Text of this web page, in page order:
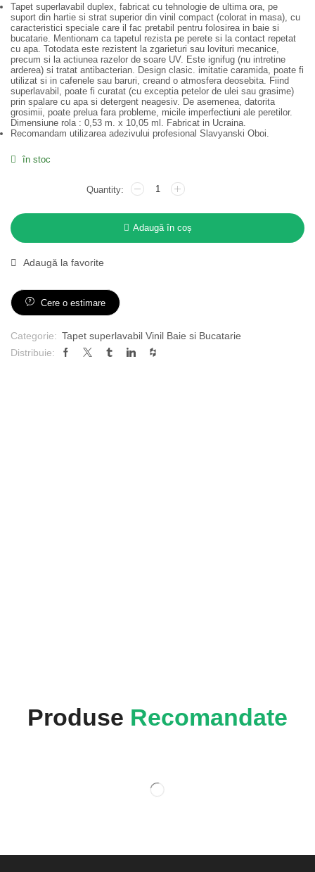
Tapet superlavabil duplex, fabricat cu tehnologie de ultima ora, pe
suport din hartie si strat superior din vinil compact (colorat in masa), cu
caracteristici speciale care il fac pretabil pentru folosirea in baie si
bucatarie. Mentionam ca tapetul rezista pe perete si la contact repetat
cu apa. Totodata este rezistent la zgarieturi sau lovituri mecanice,
precum si la actiunea razelor de soare UV. Este ignifug (nu intretine
arderea) si tratat antibacterian. Design clasic. imitatie caramida, poate fi
utilizat si in cafenele sau baruri, creand o atmosfera deosebita. Fiind
superlavabil, poate fi curatat (cu exceptia petelor de ulei sau grasime)
prin spalare cu apa si detergent neagesiv. De asemenea, datorita
grosimii, poate prelua fara probleme, micile imperfectiuni ale peretilor.
Dimensiune rola : 0,53 m. x 10,05 ml. Fabricat in Ucraina.
Recomandam utilizarea adezivului profesional Slavyanski Oboi.
în stoc
Adaugă în coș
Adaugă la favorite
Cere o estimare
Categorie: Tapet superlavabil Vinil Baie si Bucatarie
Distribuie:
Produse Recomandate